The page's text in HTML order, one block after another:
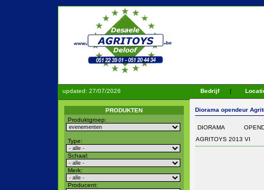
Bedrijf |
updated: 27/07/2026
PRODUKTEN
Produktgroep:
Type:
Schaal:
Merk:
Producent:
Diorama opendeur
DIORAMA
AGRITOYS 2013 VI